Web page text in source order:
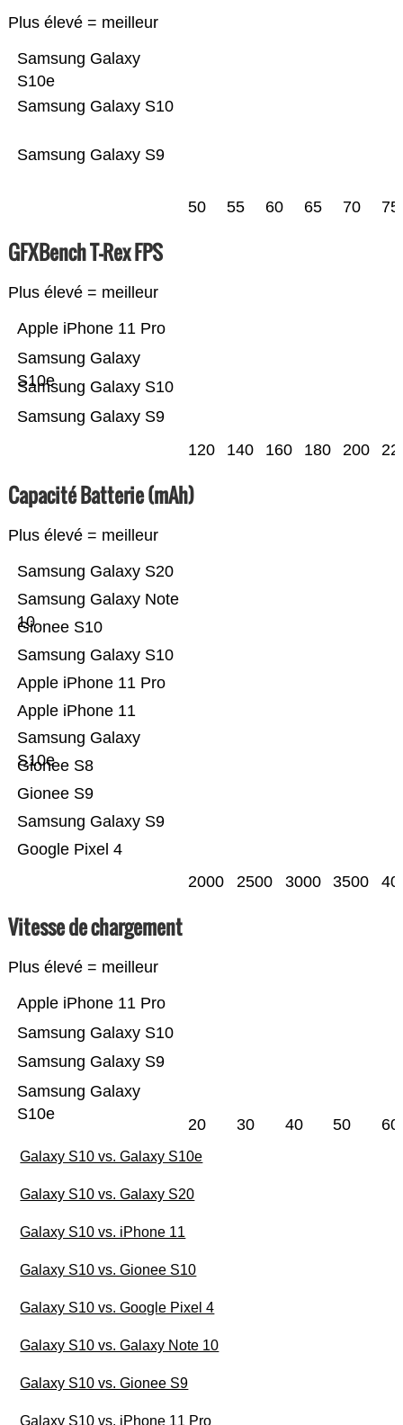
Plus élevé = meilleur
Samsung Galaxy S9
Samsung Galaxy S10
Samsung Galaxy
S10e
50 55 60 65 70 75
GFXBench T-Rex FPS
Plus élevé = meilleur
Samsung Galaxy S9
Samsung Galaxy S10
Samsung Galaxy
S10e
Apple iPhone 11 Pro
120 140 160 180 200
Capacité Batterie (mAh)
Plus élevé = meilleur
Google Pixel 4
Samsung Galaxy S9
Gionee S9
Gionee S8
Samsung Galaxy
S10e
Apple iPhone 11
Apple iPhone 11 Pro
Samsung Galaxy S10
Gionee S10
Samsung Galaxy Note
10
Samsung Galaxy S20
2000 2500 3000 3500
Vitesse de chargement
Plus élevé = meilleur
Samsung Galaxy
S10e
Samsung Galaxy S9
Samsung Galaxy S10
Apple iPhone 11 Pro
20 30 40 50 60
Galaxy S10 vs. Galaxy S10e
Galaxy S10 vs. Galaxy S20
Galaxy S10 vs. iPhone 11
Galaxy S10 vs. Gionee S10
Galaxy S10 vs. Google Pixel 4
Galaxy S10 vs. Galaxy Note 10
Galaxy S10 vs. Gionee S9
Galaxy S10 vs. iPhone 11 Pro